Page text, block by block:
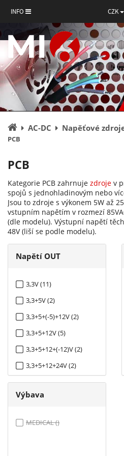
INFO CZK
Úvodní
stránka
AC-DC Napěťové
PCB
PCB
Kategorie PCB zahrnuje zdroje v
spojů s jednohladinovým nebo
Jsou to zdroje s výkonem 5W až
vstupním napětím v rozmezí
(dle modelu). Výstupní napětí
48V (liší se podle modelu).
Napětí OUT
3,3V (11)
3,3+5V (2)
3,3+5+(-5)+12V (2)
3,3+5+12V (5)
3,3+5+12+(-12)V (2)
3,3+5+12+24V (2)
3,3+5+15+(-15)V (2)
5V (14)
Výbava
MEDICAL ()